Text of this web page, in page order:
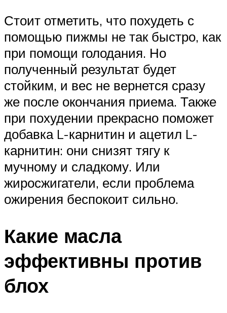
Стоит отметить, что похудеть с
помощью пижмы не так быстро, как
при помощи голодания. Но
полученный результат будет
стойким, и вес не вернется сразу
же после окончания приема. Также
при похудении прекрасно поможет
добавка L-карнитин и ацетил L-
карнитин: они снизят тягу к
мучному и сладкому. Или
жиросжигатели, если проблема
ожирения беспокоит сильно.
Какие масла
эффективны против
блох